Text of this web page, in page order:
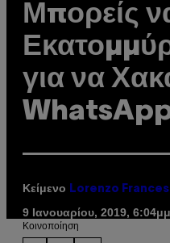
Μπορείς
για να
Κείμενο Lorenzo
9 Ιανουαρίου, 2019, 6:04μμ
Kοινοποίηση